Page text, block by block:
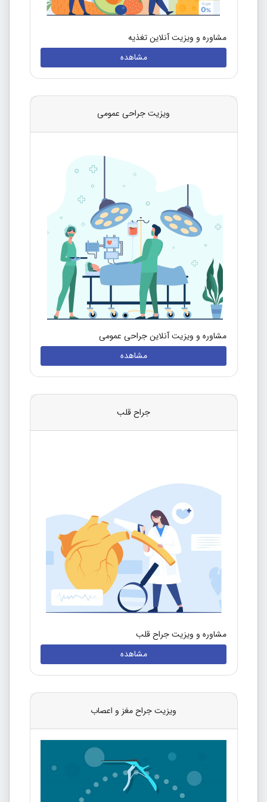
مشاوره و ویزیت آنلاین تغذیه
مشاهده
ویزیت جراحی عمومی
مشاوره و ویزیت آنلاین جراحی عمومی
مشاهده
جراح قلب
مشاوره و ویزیت جراح قلب
مشاهده
ویزیت جراح مغز و اعصاب